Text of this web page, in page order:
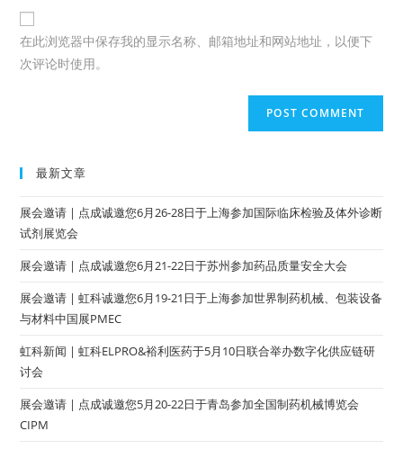
在此浏览器中保存我的显示名称、邮箱地址和网站地址，以便下
次评论时使用。
最新文章
展会邀请 | 点成诚邀您6月26-28日于上海参加国际临床检验及体外诊断
试剂展览会
展会邀请 | 点成诚邀您6月21-22日于苏州参加药品质量安全大会
展会邀请 | 虹科诚邀您6月19-21日于上海参加世界制药机械、包装设备
与材料中国展PMEC
虹科新闻 | 虹科ELPRO&裕利医药于5月10日联合举办数字化供应链研
讨会
展会邀请 | 点成诚邀您5月20-22日于青岛参加全国制药机械博览会
CIPM